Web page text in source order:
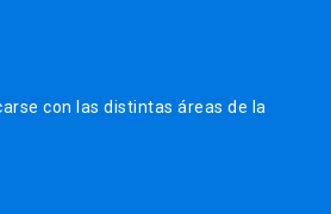
con las distintas áreas de la